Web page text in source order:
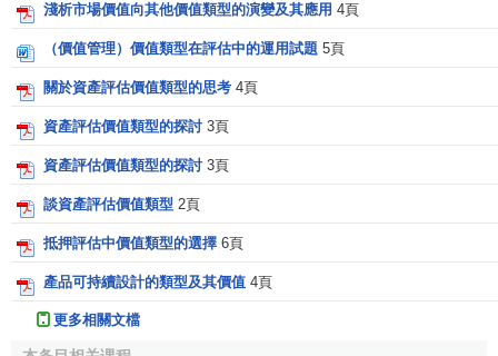
1、價值類型是影響和決定資產評估價值的重要因素。資
產評估價值是某項資產在特定條件下的價值表現，其
義不同，結果也不一樣。而不是資產本身的特定價值和
價值
售變現行為的評估，其價值含義不同，評估值也不一樣。用
於銷售變現行為，該資產的使用價值
是考慮該機器設備在新投資企業中是否有用及其有用程度。
顯然，這時需求者及其市場條件就會產生差異。
2、價值類型制約資產評估方法
是評估價值的一個具體標準，為了獲得某種標準的評估價
值，需要通過評估方法獲得。國際上通行的評估方法主要有
淺析市場價值向其他價值類型的演變及其應用 4頁
（價值管理）價值類型在評估中的運用試題 5頁
關於資產評估價值類型的思考 4頁
資產評估價值類型的探討 3頁
資產評估價值類型的探討 3頁
談資產評估價值類型 2頁
抵押評估中價值類型的選擇 6頁
產品可持續設計的類型及其價值 4頁
更多相關文檔